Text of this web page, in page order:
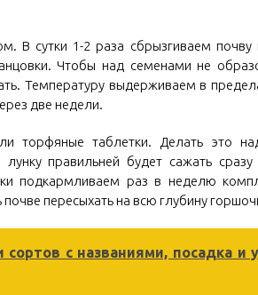
В сутки 1-2 раза сбрызгиваем почву
Чтобы над семенами не
Температуру выдерживаем в
две недели.
торфяные таблетки. Делать это
правильней будет сажать сразу
подкармливаем раз в неделю
пересыхать на всю глубину
с названиями, посадка и